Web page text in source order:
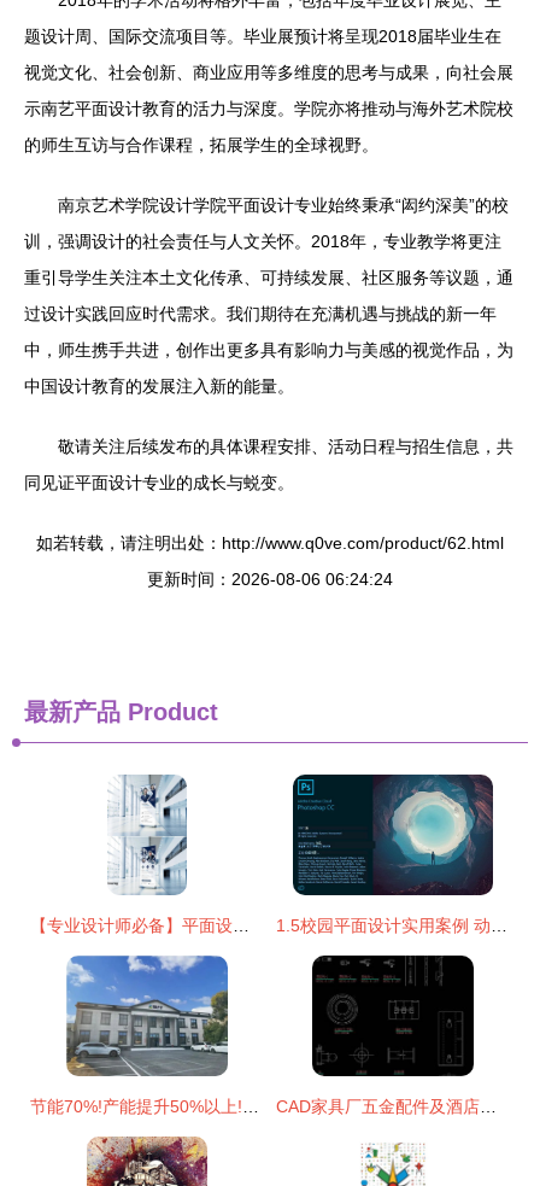
题设计周、国际交流项目等。毕业展预计将呈现2018届毕业生在
视觉文化、社会创新、商业应用等多维度的思考与成果，向社会展
示南艺平面设计教育的活力与深度。学院亦将推动与海外艺术院校
的师生互访与合作课程，拓展学生的全球视野。
南京艺术学院设计学院平面设计专业始终秉承“闳约深美”的校
训，强调设计的社会责任与人文关怀。2018年，专业教学将更注
重引导学生关注本土文化传承、可持续发展、社区服务等议题，通
过设计实践回应时代需求。我们期待在充满机遇与挑战的新一年
中，师生携手共进，创作出更多具有影响力与美感的视觉作品，为
中国设计教育的发展注入新的能量。
敬请关注后续发布的具体课程安排、活动日程与招生信息，共
同见证平面设计专业的成长与蜕变。
如若转载，请注明出处：http://www.q0ve.com/product/62.html
更新时间：2026-08-06 06:24:24
最新产品 Product